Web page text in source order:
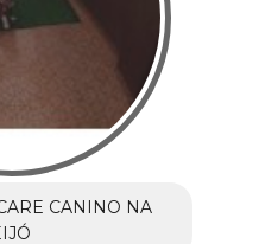
CANINO NA